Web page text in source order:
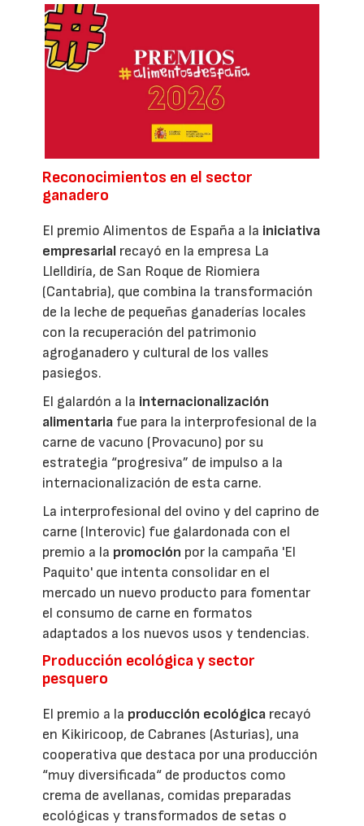
Reconocimientos en el sector
ganadero
El premio Alimentos de España a la iniciativa
empresarial recayó en la empresa La
Llelldiría, de San Roque de Riomiera
(Cantabria), que combina la transformación
de la leche de pequeñas ganaderías locales
con la recuperación del patrimonio
agroganadero y cultural de los valles
pasiegos.
El galardón a la internacionalización
alimentaria fue para la interprofesional de la
carne de vacuno (Provacuno) por su
estrategia “progresiva” de impulso a la
internacionalización de esta carne.
La interprofesional del ovino y del caprino de
carne (Interovic) fue galardonada con el
premio a la promoción por la campaña 'El
Paquito' que intenta consolidar en el
mercado un nuevo producto para fomentar
el consumo de carne en formatos
adaptados a los nuevos usos y tendencias.
Producción ecológica y sector
pesquero
El premio a la producción ecológica recayó
en Kikiricoop, de Cabranes (Asturias), una
cooperativa que destaca por una producción
“muy diversificada“ de productos como
crema de avellanas, comidas preparadas
ecológicas y transformados de setas o